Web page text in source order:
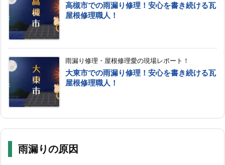
高槻市での雨漏り修理！安心を書き続ける瓦
屋根修理職人！
雨漏り修理・屋根修理愛の現場レポート！
大東市での雨漏り修理！安心を書き続ける瓦
屋根修理職人！
雨漏りの原因